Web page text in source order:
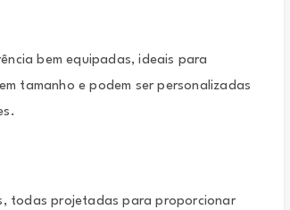
bem equipadas, ideais para
tamanho e podem ser personalizadas
todas projetadas para proporcionar